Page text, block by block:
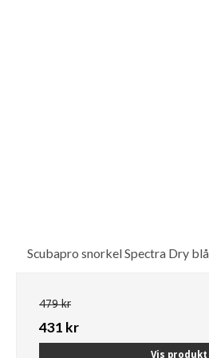
Scubapro snorkel Spectra Dry blå
479 kr
431 kr
Vis produkt